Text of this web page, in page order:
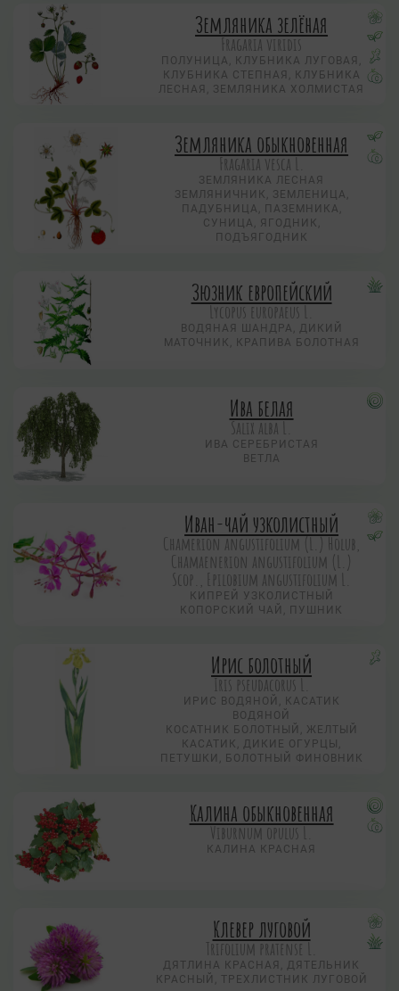
Земляника зелёная
Fragaria viridis
ПОЛУНИЦА, КЛУБНИКА ЛУГОВАЯ,
КЛУБНИКА СТЕПНАЯ, КЛУБНИКА
ЛЕСНАЯ, ЗЕМЛЯНИКА ХОЛМИСТАЯ
Земляника обыкновенная
Fragaria vesca L.
ЗЕМЛЯНИКА ЛЕСНАЯ
ЗЕМЛЯНИЧНИК, ЗЕМЛЕНИЦА,
ПАДУБНИЦА, ПАЗЕМНИКА,
СУНИЦА, ЯГОДНИК,
ПОДЪЯГОДНИК
Зюзник европейский
Lycopus europaeus L.
ВОДЯНАЯ ШАНДРА, ДИКИЙ
МАТОЧНИК, КРАПИВА БОЛОТНАЯ
Ива белая
Salix alba L.
ИВА СЕРЕБРИСТАЯ
ВЕТЛА
Иван-чай узколистный
Chamerion angustifolium (L.) Holub,
Chamaenerion angustifolium (L.)
Scop., Epilobium angustifolium L.
КИПРЕЙ УЗКОЛИСТНЫЙ
КОПОРСКИЙ ЧАЙ, ПУШНИК
Ирис болотный
Iris pseudacorus L.
ИРИС ВОДЯНОЙ, КАСАТИК
ВОДЯНОЙ
КОСАТНИК БОЛОТНЫЙ, ЖЕЛТЫЙ
КАСАТИК, ДИКИЕ ОГУРЦЫ,
ПЕТУШКИ, БОЛОТНЫЙ ФИНОВНИК
Калина обыкновенная
Viburnum opulus L.
КАЛИНА КРАСНАЯ
Клевер луговой
Trifolium pratense L.
ДЯТЛИНА КРАСНАЯ, ДЯТЕЛЬНИК
КРАСНЫЙ, ТРЕХЛИСТНИК ЛУГОВОЙ